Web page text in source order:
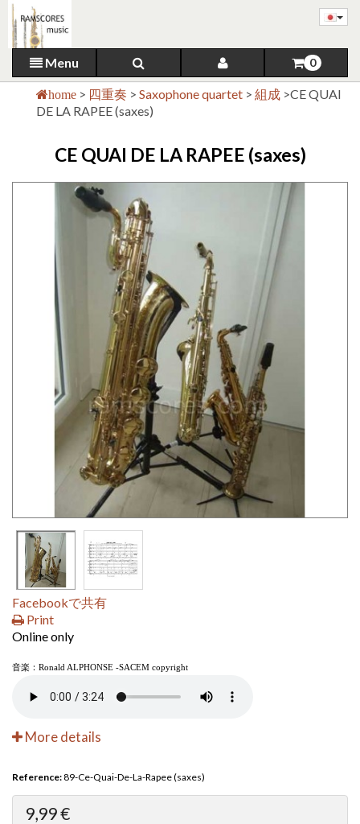
Menu 0
home > 四重奏 > Saxophone quartet > 組成 >CE QUAI
DE LA RAPEE (saxes)
CE QUAI DE LA RAPEE (saxes)
Facebookで共有
Print
Online only
音楽： Ronald ALPHONSE -SACEM copyright
More details
Reference:89-Ce-Quai-De-La-Rapee (saxes)
9,99 €